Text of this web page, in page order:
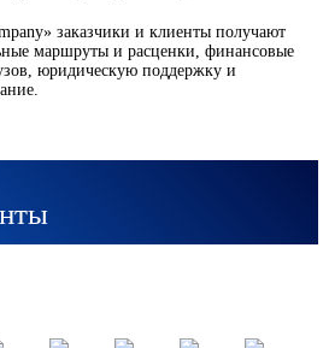
заказчики и клиенты получают
маршруты и расценки, финансовые
юридическую поддержку и